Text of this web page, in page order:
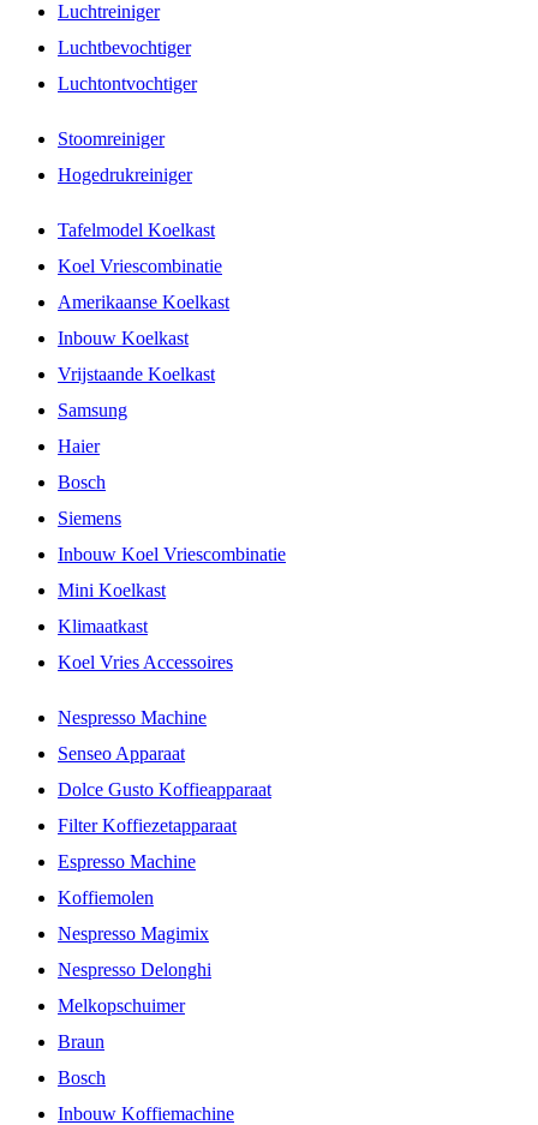
Luchtreiniger
Luchtbevochtiger
Luchtontvochtiger
Stoomreiniger
Hogedrukreiniger
Tafelmodel Koelkast
Koel Vriescombinatie
Amerikaanse Koelkast
Inbouw Koelkast
Vrijstaande Koelkast
Samsung
Haier
Bosch
Siemens
Inbouw Koel Vriescombinatie
Mini Koelkast
Klimaatkast
Koel Vries Accessoires
Nespresso Machine
Senseo Apparaat
Dolce Gusto Koffieapparaat
Filter Koffiezetapparaat
Espresso Machine
Koffiemolen
Nespresso Magimix
Nespresso Delonghi
Melkopschuimer
Braun
Bosch
Inbouw Koffiemachine